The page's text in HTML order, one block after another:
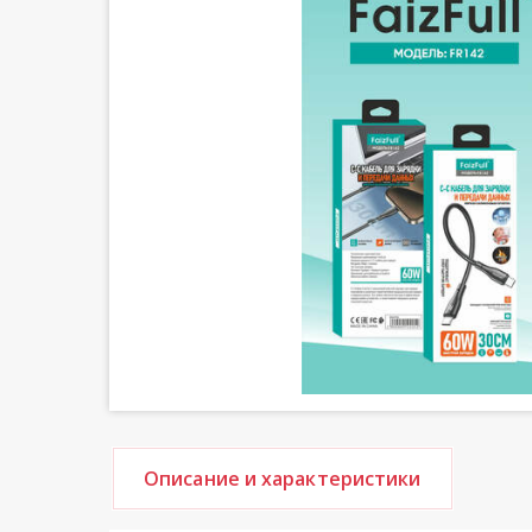
Описание и характеристики